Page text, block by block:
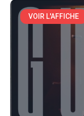
VOIR L'AFFICHE